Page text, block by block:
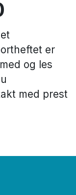
er
og les
med prest